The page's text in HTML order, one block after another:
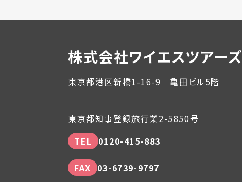
株式会社ワイエスツアーズ
東京都港区新橋1-16-9 亀田ビル5階
東京都知事登録旅行業2-5850号
TEL
0120-415-883
FAX 03-6739-9797